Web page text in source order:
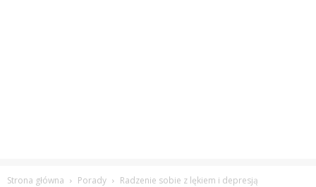
Strona główna Porady Radzenie sobie z lękiem i depresją